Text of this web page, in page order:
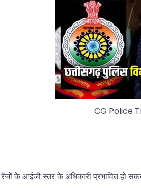
CG Police
के आईजी स्तर के अधिकारी प्रभावित हो